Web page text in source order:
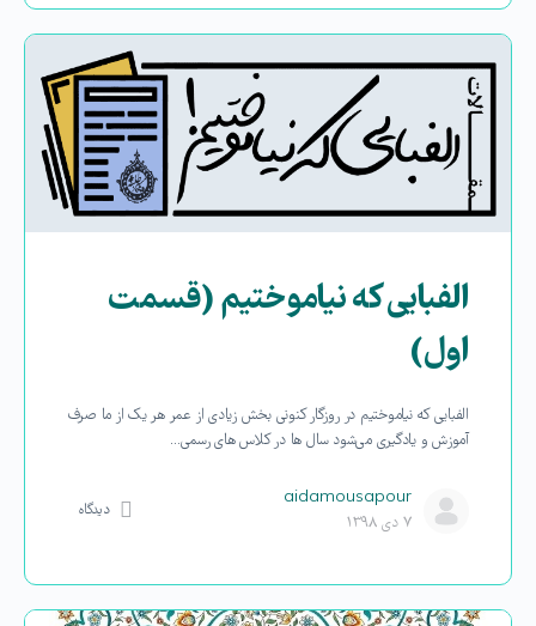
الفبایی که نیاموختیم (قسمت
اول)
الفبایی که نیاموختیم در روزگار کنونی بخش زیادی از عمر هر یک از ما صرف
آموزش و یادگیری می‌شود سال ها در کلاس های رسمی…
aidamousapour
۷ دی ۱۳۹۸
دیدگاه